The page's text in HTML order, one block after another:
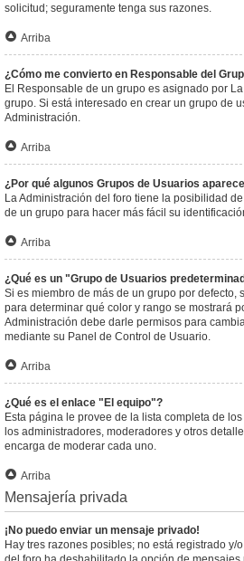
solicitud; seguramente tenga sus razones.
Arriba
¿Cómo me convierto en Responsable del
El Responsable de un grupo es asignado por
grupo. Si está interesado en crear un grupo de
Administración.
Arriba
¿Por qué algunos Grupos de Usuarios
La Administración del foro tiene la posibilidad
de un grupo para hacer más fácil su
Arriba
¿Qué es un "Grupo de Usuarios
Si es miembro de más de un grupo por defecto,
para determinar qué color y rango se mostrará
Administración debe darle permisos para
mediante su Panel de Control de Usuario.
Arriba
¿Qué es el enlace "El equipo"?
Esta página le provee de la lista completa de
los administradores, moderadores y otros
encarga de moderar cada uno.
Arriba
Mensajería privada
¡No puedo enviar un mensaje privado!
Hay tres razones posibles; no está registrado y/